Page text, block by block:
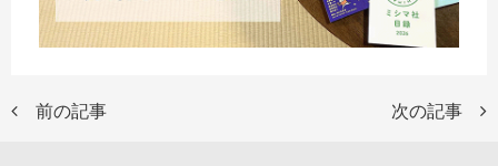
前の記事 次の記事